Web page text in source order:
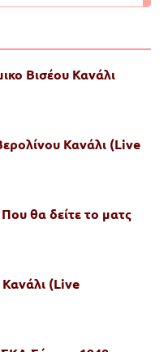
Βισέου Κανάλι
Κανάλι (Live
θα δείτε το ματς
(Live